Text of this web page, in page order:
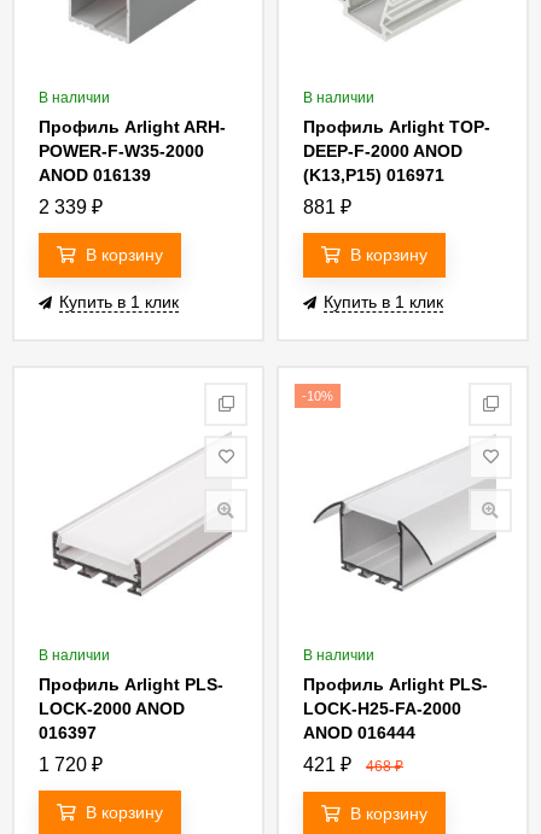
В наличии
Профиль Arlight ARH-
POWER-F-W35-2000
ANOD 016139
2 339 ₽
В корзину
Купить в 1 клик
В наличии
Профиль Arlight TOP-
DEEP-F-2000 ANOD
(K13,P15) 016971
881 ₽
В корзину
Купить в 1 клик
В наличии
Профиль Arlight PLS-
LOCK-2000 ANOD
016397
1 720 ₽
В корзину
-10%
В наличии
Профиль Arlight PLS-
LOCK-H25-FA-2000
ANOD 016444
421 ₽ 468₽
В корзину